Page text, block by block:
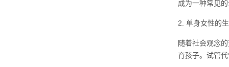
成为一种常见
2. 单身女性的
随着社会观念
育孩子。试管